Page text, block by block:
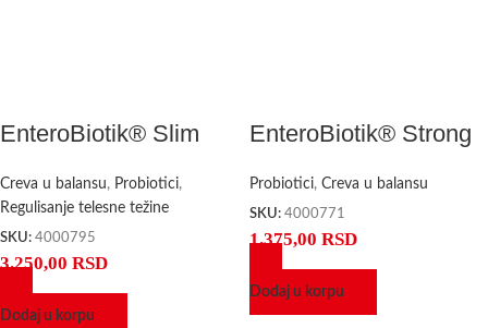
EnteroBiotik® Slim
Creva u balansu, Probiotici,
Regulisanje telesne težine
SKU: 4000795
3.250,00 RSD
Dodaj u korpu
EnteroBiotik® Strong
Probiotici, Creva u balansu
SKU: 4000771
1.375,00 RSD
Dodaj u korpu